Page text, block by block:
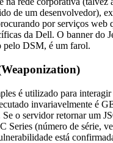
de um desenvolvedor),
por serviços web
da Dell. O banner do
pelo DSM, é um farol.
é utilizado para
invariavelmente é
Se o servidor retornar um
Series (número de série,
está